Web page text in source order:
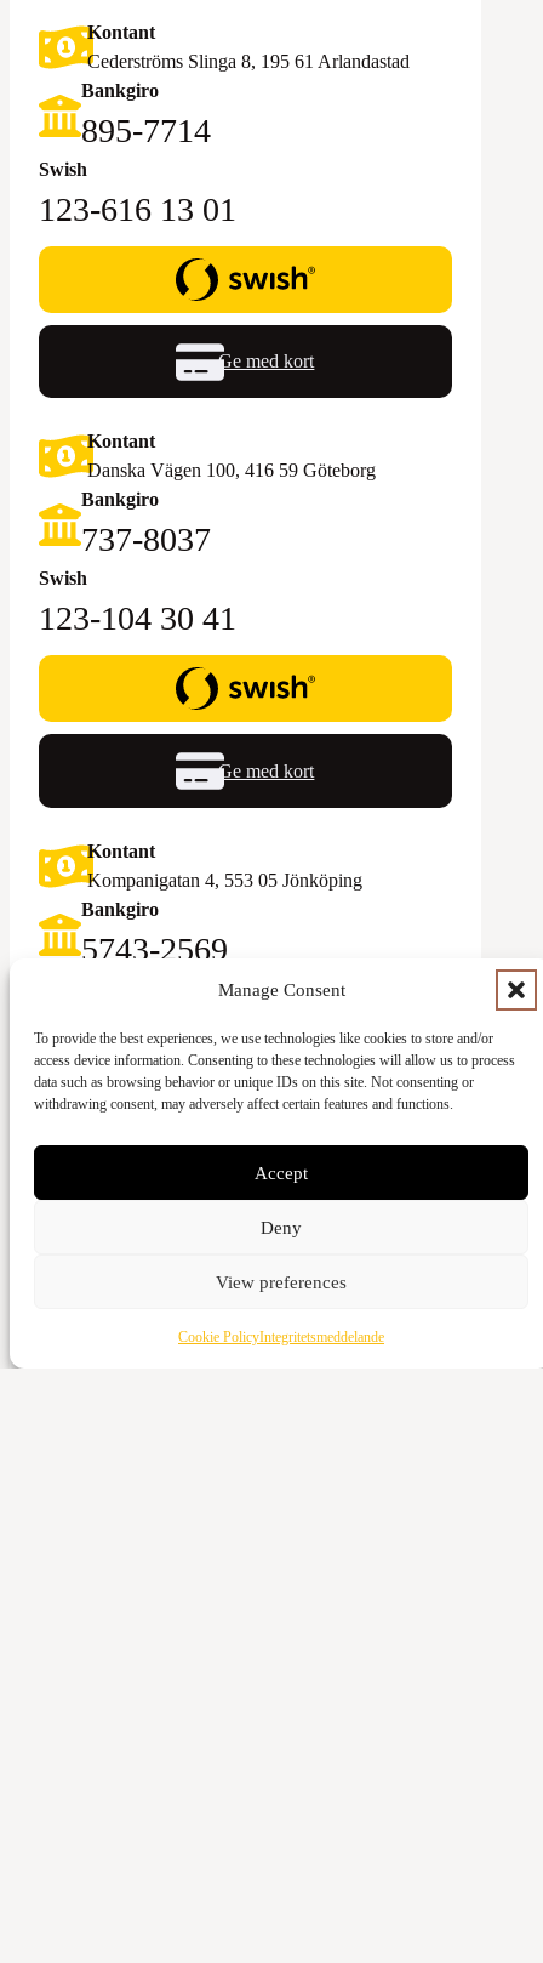
Manage Consent
To provide the best experiences, we use technologies like cookies to store and/or
access device information. Consenting to these technologies will allow us to process
data such as browsing behavior or unique IDs on this site. Not consenting or
withdrawing consent, may adversely affect certain features and functions.
Accept
Deny
View preferences
Cookie PolicyIntegritetsmeddelande
Kontant
Cederströms Slinga 8, 195 61 Arlandastad
Bankgiro
895-7714‬
Swish
123-616 13 01
Ge med kort
Kontant
Danska Vägen 100, 416 59 Göteborg
Bankgiro
‪737-8037‬
Swish
123-104 30 41
Ge med kort
Kontant
Kompanigatan 4, 553 05 Jönköping
Bankgiro
5743-2569‬
123-083 92 58
Ge med kort
Vattenverksvägen 44, 212 21 Malmö